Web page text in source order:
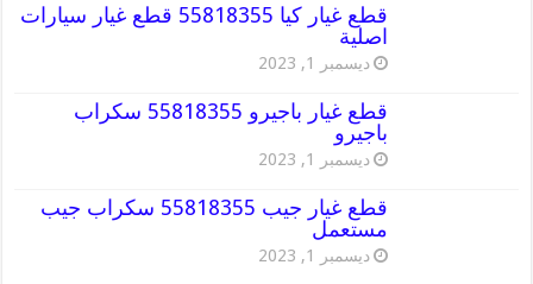
قطع غيار كيا 55818355 قطع غيار سيارات
اصلية
ديسمبر 1, 2023
قطع غيار باجيرو 55818355 سكراب
باجيرو
ديسمبر 1, 2023
قطع غيار جيب 55818355 سكراب جيب
مستعمل
ديسمبر 1, 2023